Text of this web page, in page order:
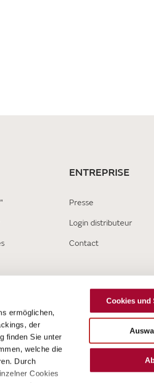
ermöglichen,
der
finden Sie unter
welche die
Durch
Cookies
Cookies und
ENTREPRISE
Presse
Login distributeur
Contact